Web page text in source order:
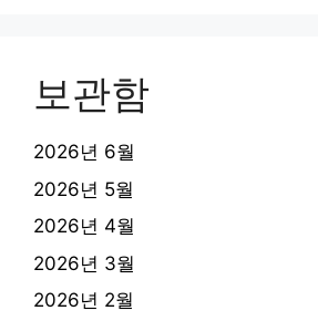
보관함
2026년 6월
2026년 5월
2026년 4월
2026년 3월
2026년 2월